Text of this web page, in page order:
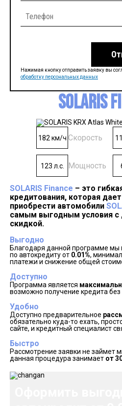
Нажимая кнопку отправить заявку вы
обработку персональных данных
SOLARIS
182 км/ч Скорость
123 л.с. Мощность
SOLARIS Finance – это
кредитования, которая
приобрести автомобили
самым выгодным условия с
скидкой.
Выгодно
Благодаря данной программе мы
по автокредиту от 0.01%,
платежи и снижение общей
Доступно
Программа является
возможно получение кредита без
Удобно
Доступно предварительное
обязательно куда-то ехать,
сайте, и кредитный специалист
Быстро
Рассмотрение заявки не займет
данная процедура занимает от